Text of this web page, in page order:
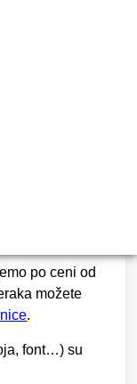
po ceni od
možete
.
font…) su